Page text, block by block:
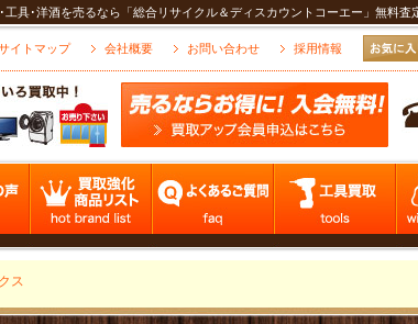
工具･洋酒を売るなら「総合リサイクル＆ディスカウントコーエー」無料
イトマップ 会社概要 お問い合わせ 採用情報
ス